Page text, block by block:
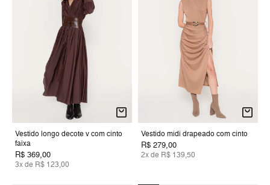
Vestido longo decote v com cinto
faixa
R$ 369,00
3x de R$ 123,00
Vestido midi drapeado com cinto
R$ 279,00
2x de R$ 139,50